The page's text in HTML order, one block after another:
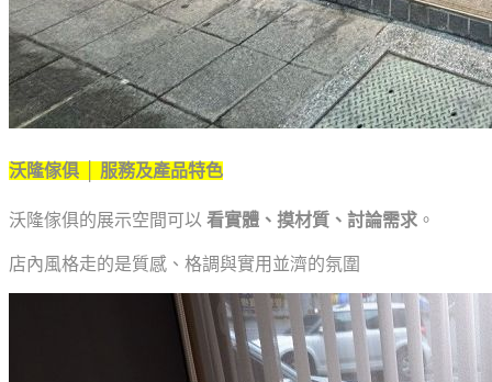
沃隆傢俱 │ 服務及產品特色
沃隆傢俱的展示空間可以 看實體、摸材質、討論需求 。
店內風格走的是質感、格調與實用並濟的氛圍